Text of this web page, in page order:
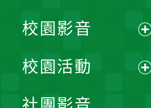
校園影音
開
校園活動